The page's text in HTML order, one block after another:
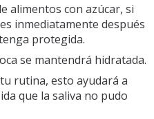
alimentos con azúcar, si
inmediatamente después
protegida.
se mantendrá hidratada.
rutina, esto ayudará a
que la saliva no pudo